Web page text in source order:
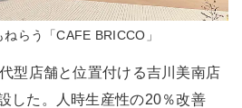
らう「CAFE BRICCO」
型店舗と位置付ける吉川美南店
した。人時生産性の20％改善